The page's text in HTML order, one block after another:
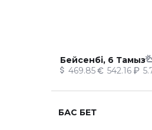
Бейсенбі, 6 Тамыз
469.85 542.16
БАС БЕТ